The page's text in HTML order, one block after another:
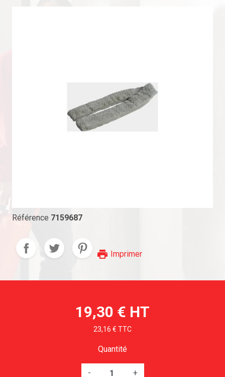
Référence 7159687
print Imprimer
19,30 € HT
23,16 € TTC
Quantité
- +